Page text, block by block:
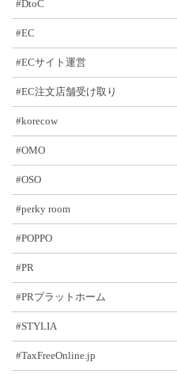
#DtoC
#EC
#ECサイト運営
#EC注文店舗受け取り
#korecow
#OMO
#OSO
#perky room
#POPPO
#PR
#PRプラットホーム
#STYLIA
#TaxFreeOnline.jp